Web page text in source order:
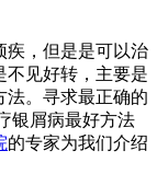
疾，但是是可以治
不见好转，主要是
法。寻求最正确的
银屑病最好方法
的专家为我们介绍